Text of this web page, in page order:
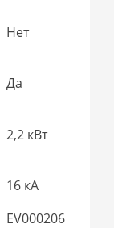
Нет
Да
2,2 кВт
16 кА
EV000206